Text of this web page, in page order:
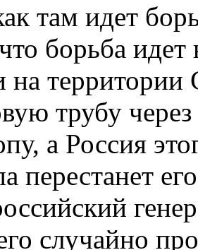
там идет
борьба
на
трубу
а Россия
перестанет
случайно